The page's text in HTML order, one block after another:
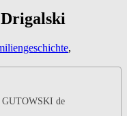
Drigalski
,
GUTOWSKI de